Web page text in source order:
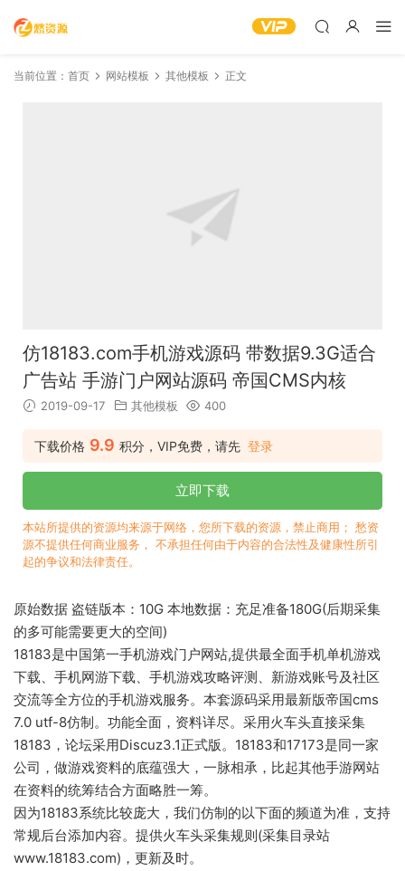
当前位置： 首页 网站模板 其他模板 正文
仿18183.com手机游戏源码 带数据9.3G适合
广告站 手游门户网站源码 帝国CMS内核
2019-09-17 其他模板 400
下载价格 9.9 积分，VIP免费，请先 登录
立即下载
本站所提供的资源均来源于网络，您所下载的资源，禁止商用； 愁资
源不提供任何商业服务， 不承担任何由于内容的合法性及健康性所引
起的争议和法律责任。
原始数据 盗链版本：10G 本地数据：充足准备180G(后期采集
的多可能需要更大的空间)
18183是中国第一手机游戏门户网站,提供最全面手机单机游戏
下载、手机网游下载、手机游戏攻略评测、新游戏账号及社区
交流等全方位的手机游戏服务。本套源码采用最新版帝国cms
7.0 utf-8仿制。功能全面，资料详尽。采用火车头直接采集
18183，论坛采用Discuz3.1正式版。18183和17173是同一家
公司，做游戏资料的底蕴强大，一脉相承，比起其他手游网站
在资料的统筹结合方面略胜一筹。
因为18183系统比较庞大，我们仿制的以下面的频道为准，支持
常规后台添加内容。提供火车头采集规则(采集目录站
www.18183.com)，更新及时。